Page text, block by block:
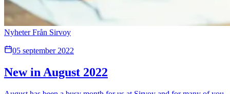
Nyheter Från Sirvoy
05 september 2022
New in August 2022